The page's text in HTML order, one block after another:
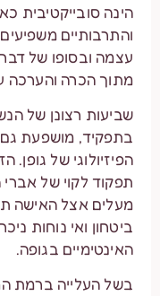
הינה סובייקטיבית
והתרבותיים
עצמה ובסופו של
מתוך הכרה והערכה
שביעות רצונן של
בתפקיד, מושפעת
הפיזיולוגי של
תפקוד לקוי של
מעלים אצל האישה
ביטחון ואי נוחות
האינטימיים בגופה.
בשל העלייה ברמת